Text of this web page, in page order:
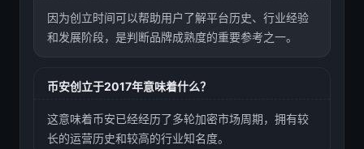
因为创立时间可以帮助用户了解平台历史、行业经验
和发展阶段，是判断品牌成熟度的重要参考之一。
币安创立于2017年意味着什么？
这意味着币安已经经历了多轮加密市场周期，拥有较
长的运营历史和较高的行业知名度。